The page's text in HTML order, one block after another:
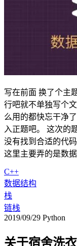
写在前面 换了个主
行吧就不单独写个
么用的都快忘干净
入正题吧。 这次的
没有找到合适的代
这里主要弄的是数
C++
数据结构
栈
链栈
2019/09/29 Python
关于宿舍洗